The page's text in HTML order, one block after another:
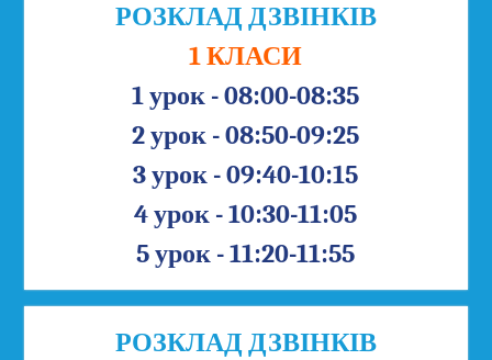
РОЗКЛАД ДЗВІНКІВ
1 КЛАСИ
1 урок - 08:00-08:35
2 урок - 08:50-09:25
3 урок - 09:40-10:15
4 урок - 10:30-11:05
5 урок - 11:20-11:55
РОЗКЛАД ДЗВІНКІВ